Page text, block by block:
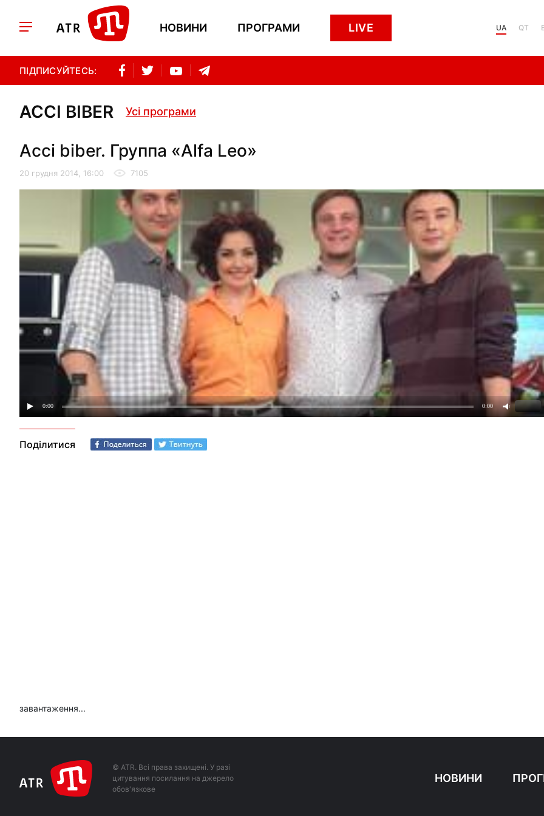
НОВИНИ ПРОГРАМИ LIVE UA QT
ПІДПИСУЙТЕСЬ:
ACCI BIBER Усі програми
Acci biber. Группа «Alfa Leo»
20 грудня 2014, 16:00 7105
Поділитися
завантаження...
© ATR. Всі права захищені. У разі
цитування посилання на джерело
обов'язкове
НОВИНИ